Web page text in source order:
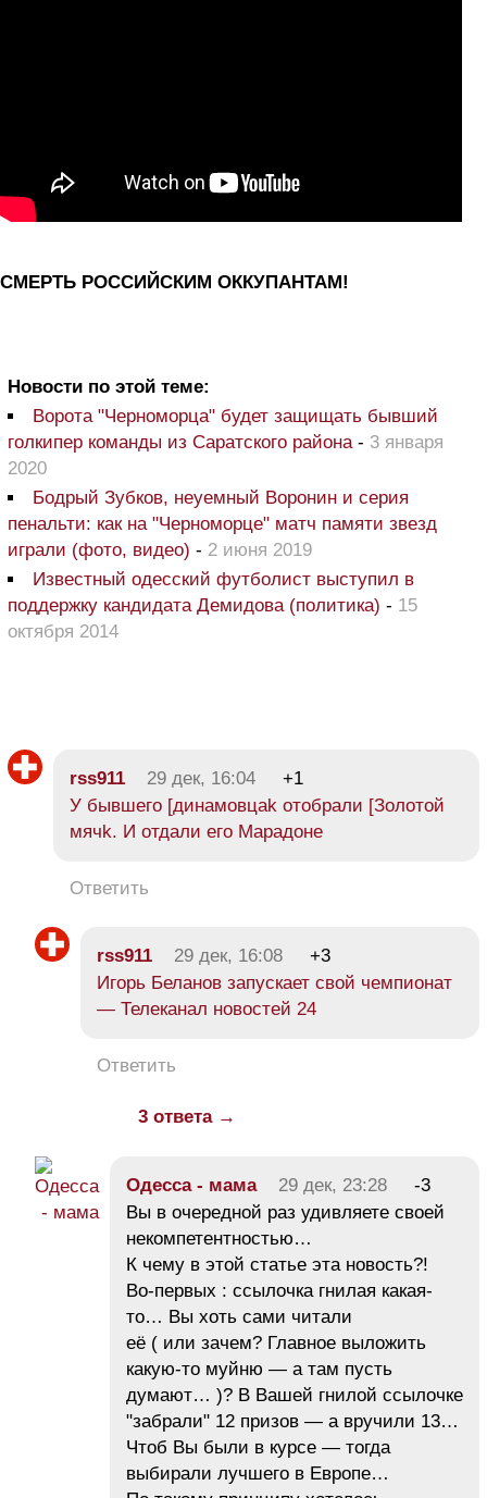
СМЕРТЬ РОССИЙСКИМ ОККУПАНТАМ!
Новости по этой теме:
Ворота "Черноморца" будет защищать бывший
голкипер команды из Саратского района - 3 января
2020
Бодрый Зубков, неуемный Воронин и серия
пенальти: как на "Черноморце" матч памяти звезд
играли (фото, видео) - 2 июня 2019
Известный одесский футболист выступил в
поддержку кандидата Демидова (политика) - 15
октября 2014
rss911 29 дек, 16:04
+1
У бывшего [динамовцаk отобрали [Золотой
мячk. И отдали его Марадоне
Ответить
rss911 29 дек, 16:08
+3
Игорь Беланов запускает свой чемпионат
— Телеканал новостей 24
Ответить
3 ответа →
Одесса - мама 29 дек, 23:28
-3
Вы в очередной раз удивляете своей
некомпетентностью…
К чему в этой статье эта новость?!
Во-первых : ссылочка гнилая какая-
то… Вы хоть сами читали
её ( или зачем? Главное выложить
какую-то муйню — а там пусть
думают… )? В Вашей гнилой ссылочке
"забрали" 12 призов — а вручили 13…
Чтоб Вы были в курсе — тогда
выбирали лучшего в Европе…